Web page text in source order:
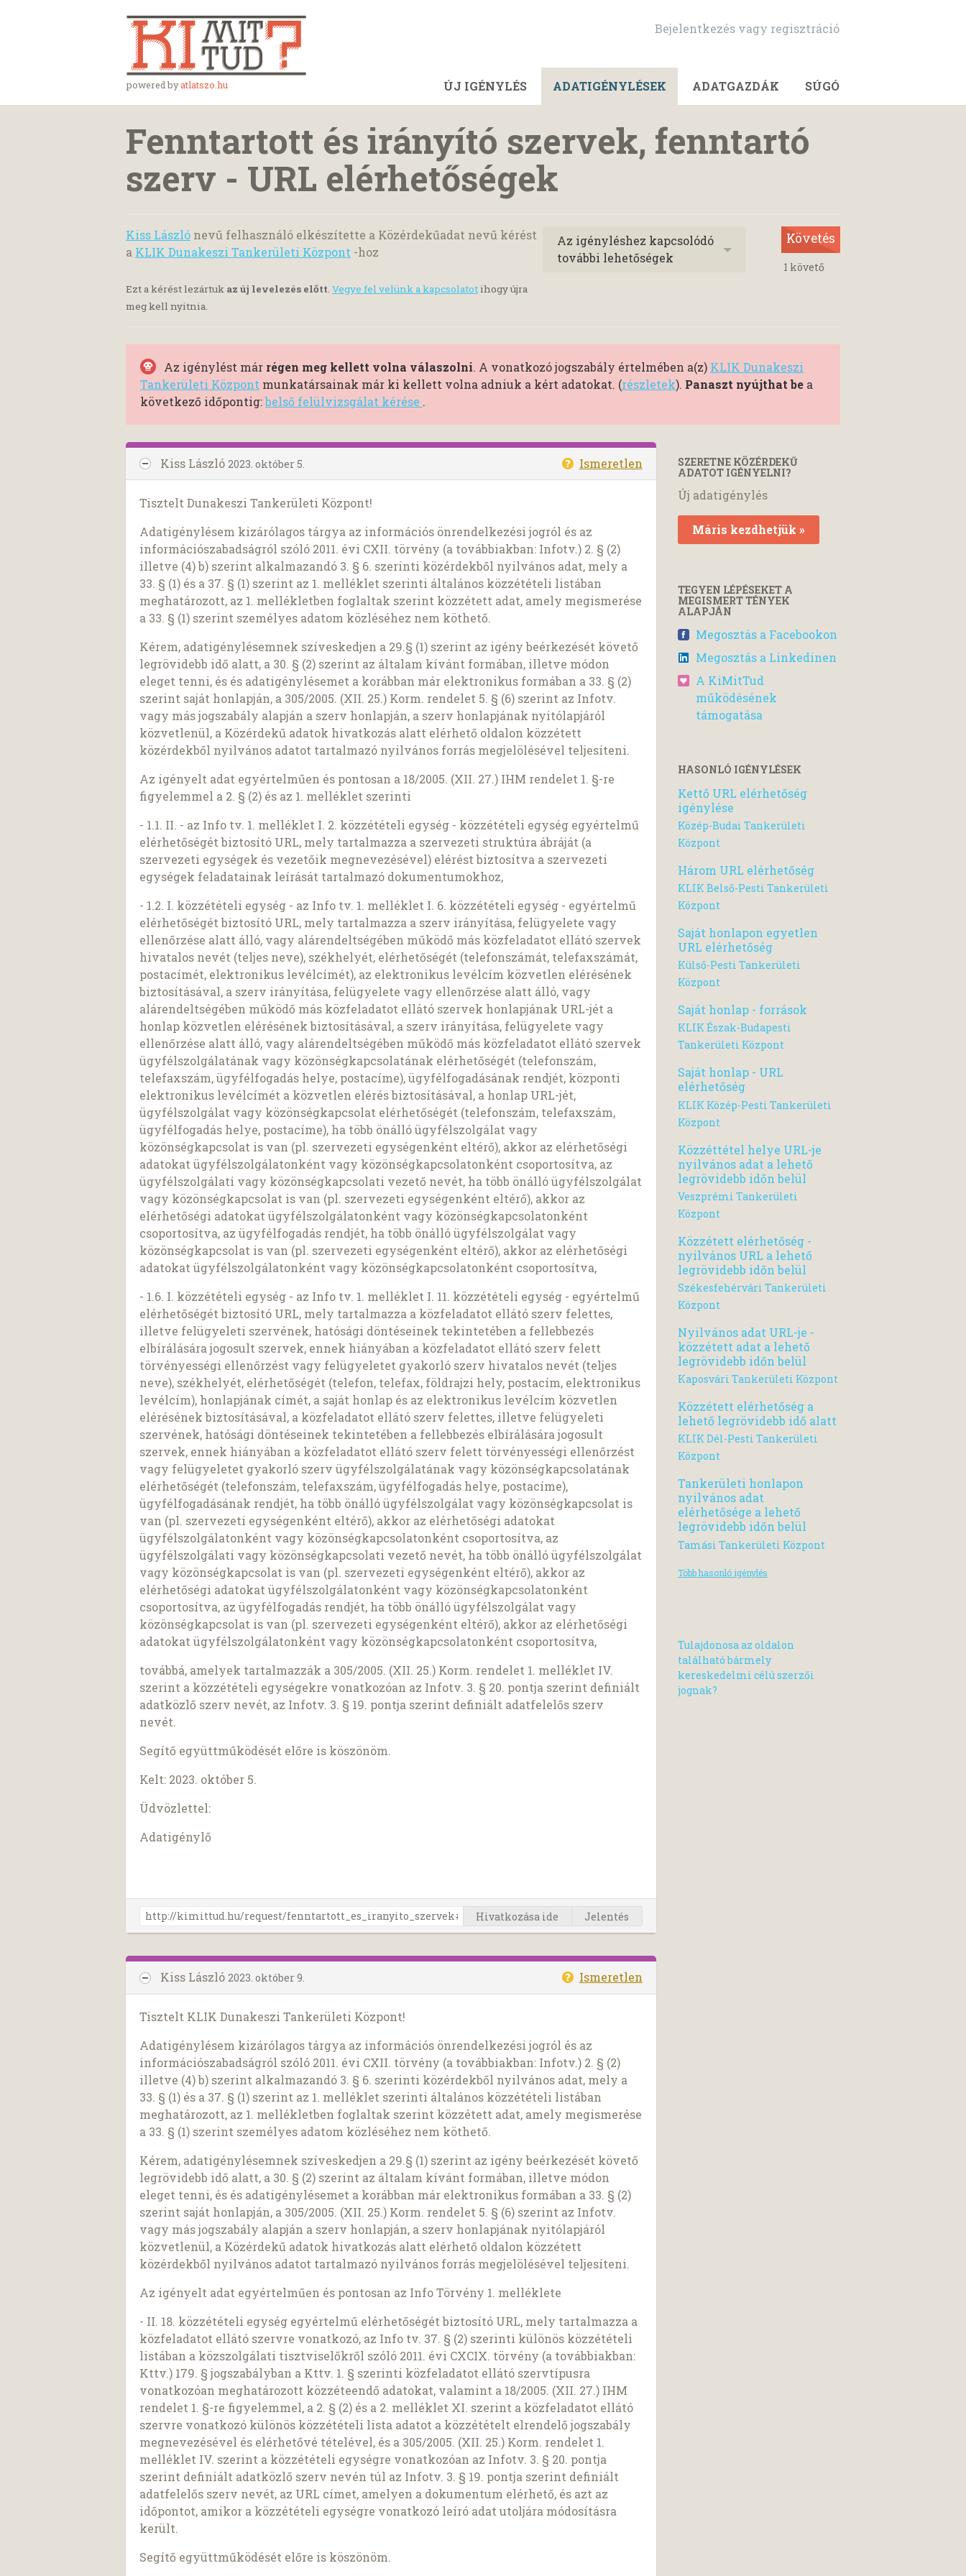
powered byatlatszo.hu
Bejelentkezés vagy regisztráció
ÚJ IGÉNYLÉS ADATIGÉNYLÉSEK ADATGAZDÁK SÚGÓ
Fenntartott és irányító szervek, fenntartó
szerv - URL elérhetőségek
Kiss László nevű felhasználó elkészítette a Közérdekűadat nevű kérést
a KLIK Dunakeszi Tankerületi Központ -hoz
Ezt a kérést lezártuk az új levelezés előtt. Vegye fel velünk a kapcsolatotihogy újra
meg kell nyitnia.
Az igényléshez kapcsolódó
további lehetőségek
Követés
1 követő
Az igénylést már régen meg kellett volna válaszolni. A vonatkozó jogszabály értelmében a(z) KLIK Dunakeszi
Tankerületi Központ munkatársainak már ki kellett volna adniuk a kért adatokat. (részletek). Panaszt nyújthat be a
következő időpontig:belső felülvizsgálat kérése .
Kiss László 2023. október 5. Ismeretlen
Tisztelt Dunakeszi Tankerületi Központ!
Adatigénylésem kizárólagos tárgya az információs önrendelkezési jogról és az
információszabadságról szóló 2011. évi CXII. törvény (a továbbiakban: Infotv.) 2. § (2)
illetve (4) b) szerint alkalmazandó 3. § 6. szerinti közérdekből nyilvános adat, mely a
33. § (1) és a 37. § (1) szerint az 1. melléklet szerinti általános közzétételi listában
meghatározott, az 1. mellékletben foglaltak szerint közzétett adat, amely megismerése
a 33. § (1) szerint személyes adatom közléséhez nem köthető.
Kérem, adatigénylésemnek szíveskedjen a 29.§ (1) szerint az igény beérkezését követő
legrövidebb idő alatt, a 30. § (2) szerint az általam kívánt formában, illetve módon
eleget tenni, és és adatigénylésemet a korábban már elektronikus formában a 33. § (2)
szerint saját honlapján, a 305/2005. (XII. 25.) Korm. rendelet 5. § (6) szerint az Infotv.
vagy más jogszabály alapján a szerv honlapján, a szerv honlapjának nyitólapjáról
közvetlenül, a Közérdekű adatok hivatkozás alatt elérhető oldalon közzétett
közérdekből nyilvános adatot tartalmazó nyilvános forrás megjelölésével teljesíteni.
Az igényelt adat egyértelműen és pontosan a 18/2005. (XII. 27.) IHM rendelet 1. §-re
figyelemmel a 2. § (2) és az 1. melléklet szerinti
- 1.1. II. - az Info tv. 1. melléklet I. 2. közzétételi egység - közzétételi egység egyértelmű
elérhetőségét biztosító URL, mely tartalmazza a szervezeti struktúra ábráját (a
szervezeti egységek és vezetőik megnevezésével) elérést biztosítva a szervezeti
egységek feladatainak leírását tartalmazó dokumentumokhoz,
- 1.2. I. közzétételi egység - az Info tv. 1. melléklet I. 6. közzétételi egység - egyértelmű
elérhetőségét biztosító URL, mely tartalmazza a szerv irányítása, felügyelete vagy
ellenőrzése alatt álló, vagy alárendeltségében működő más közfeladatot ellátó szervek
hivatalos nevét (teljes neve), székhelyét, elérhetőségét (telefonszámát, telefaxszámát,
postacímét, elektronikus levélcímét), az elektronikus levélcím közvetlen elérésének
biztosításával, a szerv irányítása, felügyelete vagy ellenőrzése alatt álló, vagy
alárendeltségében működő más közfeladatot ellátó szervek honlapjának URL-jét a
honlap közvetlen elérésének biztosításával, a szerv irányítása, felügyelete vagy
ellenőrzése alatt álló, vagy alárendeltségében működő más közfeladatot ellátó szervek
ügyfélszolgálatának vagy közönségkapcsolatának elérhetőségét (telefonszám,
telefaxszám, ügyfélfogadás helye, postacíme), ügyfélfogadásának rendjét, központi
elektronikus levélcímét a közvetlen elérés biztosításával, a honlap URL-jét,
ügyfélszolgálat vagy közönségkapcsolat elérhetőségét (telefonszám, telefaxszám,
ügyfélfogadás helye, postacíme), ha több önálló ügyfélszolgálat vagy
közönségkapcsolat is van (pl. szervezeti egységenként eltérő), akkor az elérhetőségi
adatokat ügyfélszolgálatonként vagy közönségkapcsolatonként csoportosítva, az
ügyfélszolgálati vagy közönségkapcsolati vezető nevét, ha több önálló ügyfélszolgálat
vagy közönségkapcsolat is van (pl. szervezeti egységenként eltérő), akkor az
elérhetőségi adatokat ügyfélszolgálatonként vagy közönségkapcsolatonként
csoportosítva, az ügyfélfogadás rendjét, ha több önálló ügyfélszolgálat vagy
közönségkapcsolat is van (pl. szervezeti egységenként eltérő), akkor az elérhetőségi
adatokat ügyfélszolgálatonként vagy közönségkapcsolatonként csoportosítva,
- 1.6. I. közzétételi egység - az Info tv. 1. melléklet I. 11. közzétételi egység - egyértelmű
elérhetőségét biztosító URL, mely tartalmazza a közfeladatot ellátó szerv felettes,
illetve felügyeleti szervének, hatósági döntéseinek tekintetében a fellebbezés
elbírálására jogosult szervek, ennek hiányában a közfeladatot ellátó szerv felett
törvényességi ellenőrzést vagy felügyeletet gyakorló szerv hivatalos nevét (teljes
neve), székhelyét, elérhetőségét (telefon, telefax, földrajzi hely, postacím, elektronikus
levélcím), honlapjának címét, a saját honlap és az elektronikus levélcím közvetlen
elérésének biztosításával, a közfeladatot ellátó szerv felettes, illetve felügyeleti
szervének, hatósági döntéseinek tekintetében a fellebbezés elbírálására jogosult
szervek, ennek hiányában a közfeladatot ellátó szerv felett törvényességi ellenőrzést
vagy felügyeletet gyakorló szerv ügyfélszolgálatának vagy közönségkapcsolatának
elérhetőségét (telefonszám, telefaxszám, ügyfélfogadás helye, postacíme),
ügyfélfogadásának rendjét, ha több önálló ügyfélszolgálat vagy közönségkapcsolat is
van (pl. szervezeti egységenként eltérő), akkor az elérhetőségi adatokat
ügyfélszolgálatonként vagy közönségkapcsolatonként csoportosítva, az
ügyfélszolgálati vagy közönségkapcsolati vezető nevét, ha több önálló ügyfélszolgálat
vagy közönségkapcsolat is van (pl. szervezeti egységenként eltérő), akkor az
elérhetőségi adatokat ügyfélszolgálatonként vagy közönségkapcsolatonként
csoportosítva, az ügyfélfogadás rendjét, ha több önálló ügyfélszolgálat vagy
közönségkapcsolat is van (pl. szervezeti egységenként eltérő), akkor az elérhetőségi
adatokat ügyfélszolgálatonként vagy közönségkapcsolatonként csoportosítva,
továbbá, amelyek tartalmazzák a 305/2005. (XII. 25.) Korm. rendelet 1. melléklet IV.
szerint a közzétételi egységekre vonatkozóan az Infotv. 3. § 20. pontja szerint definiált
adatközlő szerv nevét, az Infotv. 3. § 19. pontja szerint definiált adatfelelős szerv
nevét.
Segítő együttműködését előre is köszönöm.
Kelt: 2023. október 5.
Üdvözlettel:
Adatigénylő
Hivatkozása ide Jelentés
Kiss László 2023. október 9. Ismeretlen
Tisztelt KLIK Dunakeszi Tankerületi Központ!
Adatigénylésem kizárólagos tárgya az információs önrendelkezési jogról és az
információszabadságról szóló 2011. évi CXII. törvény (a továbbiakban: Infotv.) 2. § (2)
illetve (4) b) szerint alkalmazandó 3. § 6. szerinti közérdekből nyilvános adat, mely a
33. § (1) és a 37. § (1) szerint az 1. melléklet szerinti általános közzétételi listában
meghatározott, az 1. mellékletben foglaltak szerint közzétett adat, amely megismerése
a 33. § (1) szerint személyes adatom közléséhez nem köthető.
Kérem, adatigénylésemnek szíveskedjen a 29.§ (1) szerint az igény beérkezését követő
legrövidebb idő alatt, a 30. § (2) szerint az általam kívánt formában, illetve módon
eleget tenni, és és adatigénylésemet a korábban már elektronikus formában a 33. § (2)
szerint saját honlapján, a 305/2005. (XII. 25.) Korm. rendelet 5. § (6) szerint az Infotv.
vagy más jogszabály alapján a szerv honlapján, a szerv honlapjának nyitólapjáról
közvetlenül, a Közérdekű adatok hivatkozás alatt elérhető oldalon közzétett
közérdekből nyilvános adatot tartalmazó nyilvános forrás megjelölésével teljesíteni.
Az igényelt adat egyértelműen és pontosan az Info Törvény 1. melléklete
- II. 18. közzétételi egység egyértelmű elérhetőségét biztosító URL, mely tartalmazza a
közfeladatot ellátó szervre vonatkozó, az Info tv. 37. § (2) szerinti különös közzétételi
listában a közszolgálati tisztviselőkről szóló 2011. évi CXCIX. törvény (a továbbiakban:
Kttv.) 179. § jogszabályban a Kttv. 1. § szerinti közfeladatot ellátó szervtípusra
vonatkozóan meghatározott közzéteendő adatokat, valamint a 18/2005. (XII. 27.) IHM
rendelet 1. §-re figyelemmel, a 2. § (2) és a 2. melléklet XI. szerint a közfeladatot ellátó
szervre vonatkozó különös közzétételi lista adatot a közzétételt elrendelő jogszabály
megnevezésével és elérhetővé tételével, és a 305/2005. (XII. 25.) Korm. rendelet 1.
melléklet IV. szerint a közzétételi egységre vonatkozóan az Infotv. 3. § 20. pontja
szerint definiált adatközlő szerv nevén túl az Infotv. 3. § 19. pontja szerint definiált
adatfelelős szerv nevét, az URL címet, amelyen a dokumentum elérhető, és azt az
időpontot, amikor a közzétételi egységre vonatkozó leíró adat utoljára módosításra
került.
Segítő együttműködését előre is köszönöm.
SZERETNE KÖZÉRDEKŰ
ADATOT IGÉNYELNI?
Új adatigénylés
Máris kezdhetjük »
TEGYEN LÉPÉSEKET A
MEGISMERT TÉNYEK
ALAPJÁN
Megosztás a Facebookon
Megosztás a Linkedinen
A KiMitTud
működésének
támogatása
HASONLÓ IGÉNYLÉSEK
Kettő URL elérhetőség
igénylése
Közép-Budai Tankerületi
Központ
Három URL elérhetőség
KLIK Belső-Pesti Tankerületi
Központ
Saját honlapon egyetlen
URL elérhetőség
Külső-Pesti Tankerületi
Központ
Saját honlap - források
KLIK Észak-Budapesti
Tankerületi Központ
Saját honlap - URL
elérhetőség
KLIK Közép-Pesti Tankerületi
Központ
Közzéttétel helye URL-je
nyilvános adat a lehető
legrövidebb időn belül
Veszprémi Tankerületi
Központ
Közzétett elérhetőség -
nyilvános URL a lehető
legrövidebb időn belül
Székesfehérvári Tankerületi
Központ
Nyilvános adat URL-je -
közzétett adat a lehető
legrövidebb időn belül
Kaposvári Tankerületi Központ
Közzétett elérhetőség a
lehető legrövidebb idő alatt
KLIK Dél-Pesti Tankerületi
Központ
Tankerületi honlapon
nyilvános adat
elérhetősége a lehető
legrövidebb időn belül
Tamási Tankerületi Központ
Több hasonló igénylés
Tulajdonosa az oldalon
található bármely
kereskedelmi célú szerzői
jognak?